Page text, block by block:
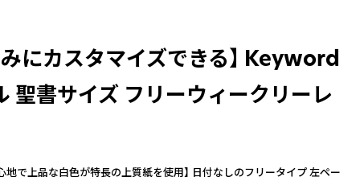
みにカスタマイズできる】 Keyword
聖書サイズ フリーウィークリーレ
地で上品な白色が特長の上質紙を使用】 日付なしのフリータイプ 左ペー